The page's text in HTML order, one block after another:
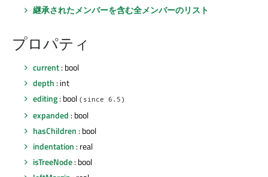
継承されたメンバーを含む全メンバーのリスト
プロパティ
current: bool
depth : int
editing: bool (since 6.5)
expanded : bool
hasChildren : bool
indentation : real
isTreeNode: bool